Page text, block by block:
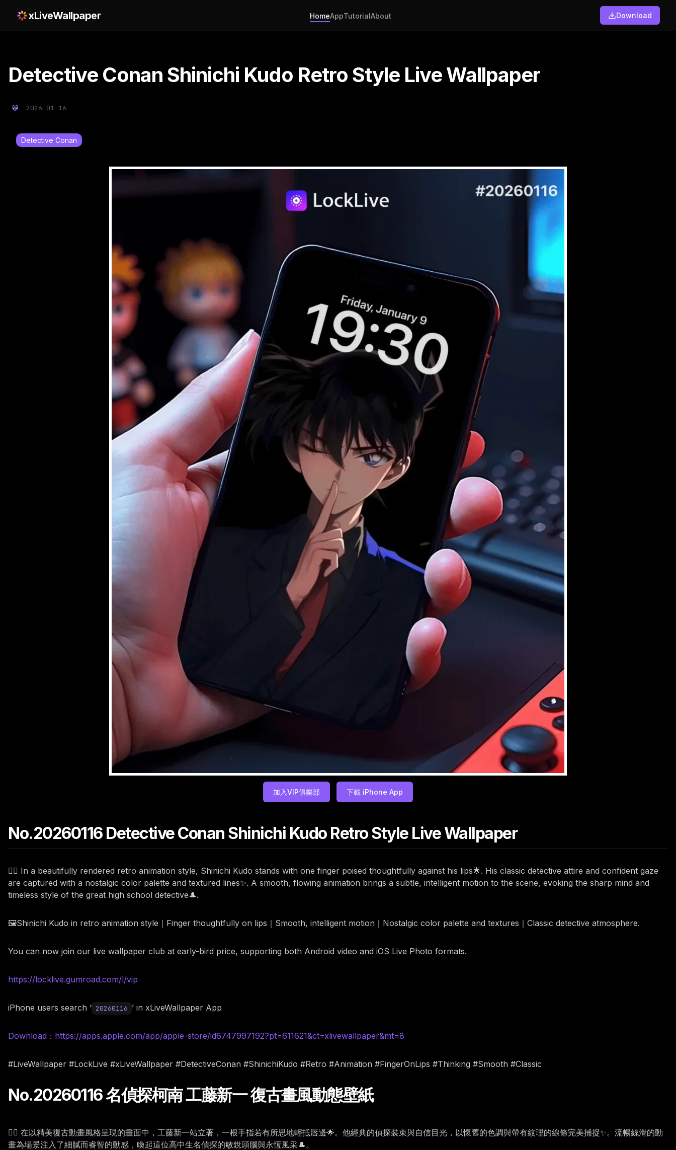
xLiveWallpaper HomeAppTutorialAbout Download
Detective Conan Shinichi Kudo Retro Style Live Wallpaper
2026-01-16
Detective Conan
加入VIP俱樂部 下載 iPhone App
No.20260116 Detective Conan Shinichi Kudo Retro Style Live Wallpaper
🕵️‍♂️ In a beautifully rendered retro animation style, Shinichi Kudo stands with one finger poised thoughtfully against his lips🌟. His classic detective attire and confident gaze
are captured with a nostalgic color palette and textured lines✨. A smooth, flowing animation brings a subtle, intelligent motion to the scene, evoking the sharp mind and
timeless style of the great high school detective🎩.
🖼️Shinichi Kudo in retro animation style｜Finger thoughtfully on lips｜Smooth, intelligent motion｜Nostalgic color palette and textures｜Classic detective atmosphere.
You can now join our live wallpaper club at early-bird price, supporting both Android video and iOS Live Photo formats.
https://locklive.gumroad.com/l/vip
iPhone users search ‘ 20260116 ’ in xLiveWallpaper App
Download：https://apps.apple.com/app/apple-store/id6747997192?pt=611621&ct=xlivewallpaper&mt=8
#LiveWallpaper #LockLive #xLiveWallpaper #DetectiveConan #ShinichiKudo #Retro #Animation #FingerOnLips #Thinking #Smooth #Classic
No.20260116 名偵探柯南 工藤新一 復古畫風動態壁紙
🕵️‍♂️ 在以精美復古動畫風格呈現的畫面中，工藤新一站立著，一根手指若有所思地輕抵唇邊🌟。他經典的偵探裝束與自信目光，以懷舊的色調與帶有紋理的線條完美捕捉✨。流暢絲滑的動
畫為場景注入了細膩而睿智的動感，喚起這位高中生名偵探的敏銳頭腦與永恆風采🎩。